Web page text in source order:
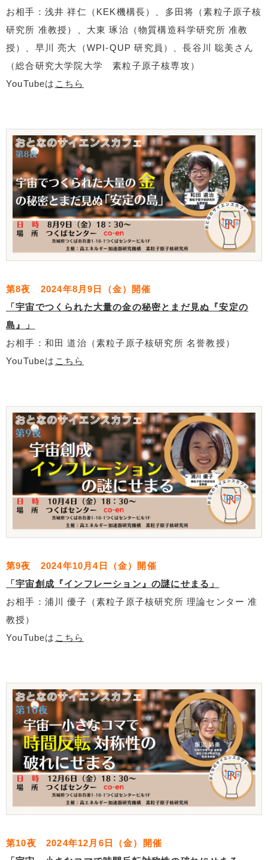
お相手：浅井 祥仁（KEK機構長）、多田将（素粒子原子核
研究所 准教授）、大東 琢治（物質構造科学研究所 准教
授）、早川 亮大（WPI-QUP 研究員）、長谷川 聡美さん
（総合研究大学院大学 素粒子原子核専攻）
YouTubeは こちら
第8夜 2024年8月9日（金）開催
「宇宙でつくられた大量の金の秘密とまだ見ぬ『安定の
島』」
お相手：和田 道治（素粒子原子核研究所 名誉教授）
YouTubeは こちら
第9夜 2024年10月4日（金）開催
「宇宙創成『インフレーション』の謎にせまる」
お相手：浦川 優子（素粒子原子核研究所 理論センター 准
教授）
YouTubeは こちら
第10夜 2024年12月6日（金）開催